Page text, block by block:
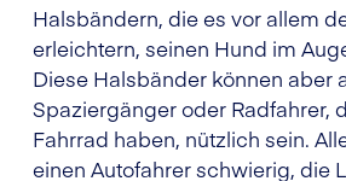
Halsbändern, die es vor allem
erleichtern, seinen Hund im
Diese Halsbänder können aber
Spaziergänger oder Radfahrer,
Fahrrad haben, nützlich sein.
einen Autofahrer schwierig, die